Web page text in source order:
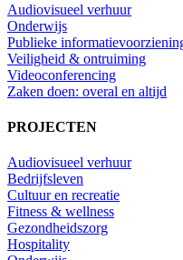
Audiovisueel verhuur
Onderwijs
Publieke
Veiligheid & ontruiming
Videoconferencing
Zaken doen: overal en altijd
PROJECTEN
Audiovisueel verhuur
Bedrijfsleven
Cultuur en recreatie
Fitness & wellness
Gezondheidszorg
Hospitality